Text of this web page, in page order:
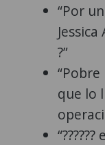
“Por
?”
que lo